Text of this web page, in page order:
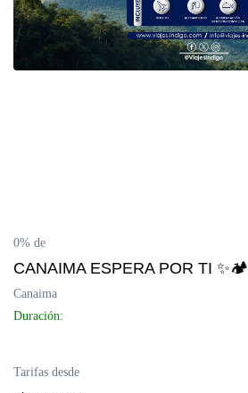
Delta del Orinoco
Catatumbo
0% de
CANAIMA ESPERA POR TI ✨🏕
Canaima
Duración:
Tarifas desde